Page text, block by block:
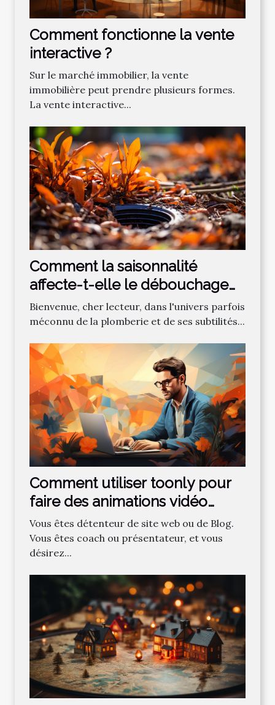
Comment fonctionne la vente
interactive ?
Sur le marché immobilier, la vente
immobilière peut prendre plusieurs formes.
La vente interactive...
Comment la saisonnalité
affecte-t-elle le débouchage
des canalisations?
Bienvenue, cher lecteur, dans l'univers parfois
méconnu de la plomberie et de ses subtilités...
Comment utiliser toonly pour
faire des animations vidéo
professionnelles ?
Vous êtes détenteur de site web ou de Blog.
Vous êtes coach ou présentateur, et vous
désirez...